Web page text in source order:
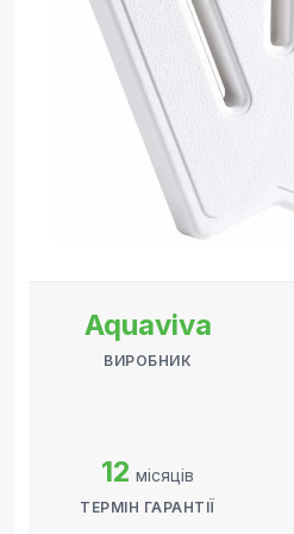
Aquaviva
ВИРОБНИК
12 місяців
ТЕРМІН ГАРАНТІЇ